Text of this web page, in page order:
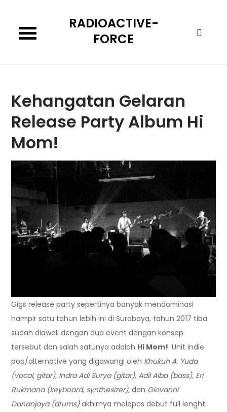
content
RADIOACTIVE-
FORCE
Kehangatan Gelaran
Release Party Album Hi
Mom!
Gigs release party sepertinya banyak mendominasi
hampir satu tahun lebih ini di Surabaya, tahun 2017 tiba
sudah diawali dengan dua event dengan konsep
tersebut dan salah satunya adalah Hi Mom!. Unit indie
pop/alternative yang digawangi oleh Khukuh A. Yuda
(vocal, gitar), Indra Adi Surya (gitar), Adil Alba (bass), Eri
Rukmana (keyboard, synthesizer), dan Giovanni
Dananjaya (drums)akhirnya melepas debut full lenght